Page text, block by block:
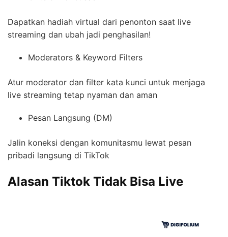
Dapatkan hadiah virtual dari penonton saat live
streaming dan ubah jadi penghasilan!
Moderators & Keyword Filters
Atur moderator dan filter kata kunci untuk menjaga
live streaming tetap nyaman dan aman
Pesan Langsung (DM)
Jalin koneksi dengan komunitasmu lewat pesan
pribadi langsung di TikTok
Alasan Tiktok Tidak Bisa Live